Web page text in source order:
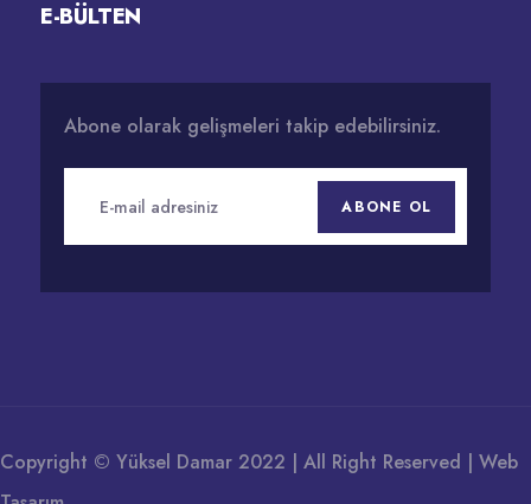
E-BÜLTEN
Abone olarak gelişmeleri takip edebilirsiniz.
ABONE OL
Copyright © Yüksel Damar 2022 | All Right Reserved | Web